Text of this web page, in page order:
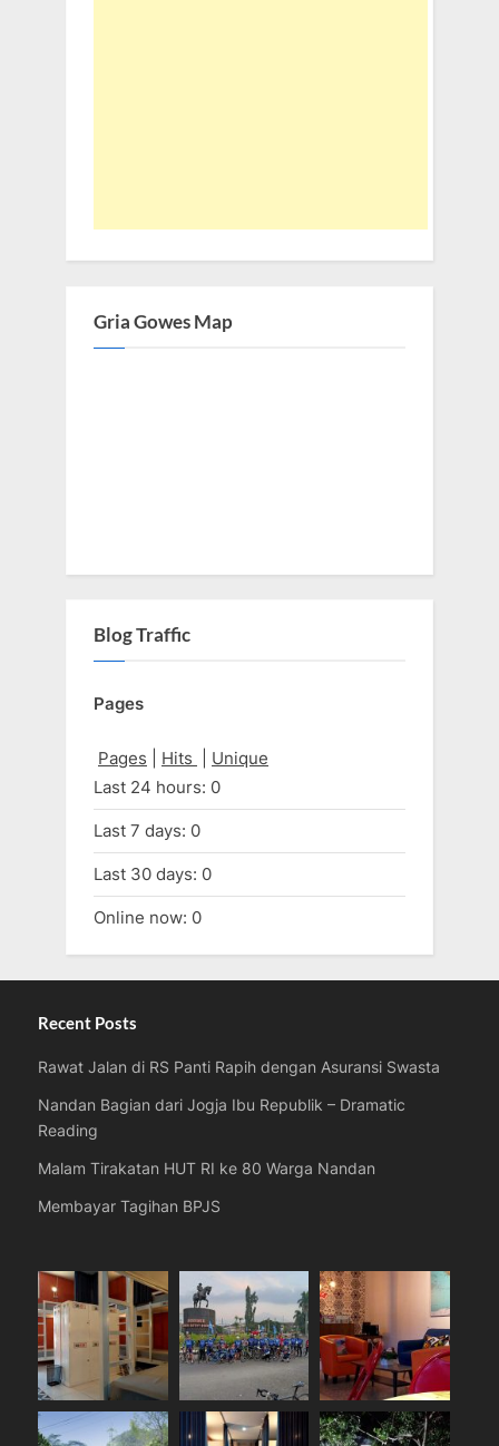
Gria Gowes Map
Blog Traffic
Pages
Pages Hits
Unique
Last 24 hours: 0
Last 7 days: 0
Last 30 days: 0
Online now: 0
Recent Posts
Rawat Jalan di RS Panti Rapih dengan Asuransi Swasta
Nandan Bagian dari Jogja Ibu Republik – Dramatic
Reading
Malam Tirakatan HUT RI ke 80 Warga Nandan
Membayar Tagihan BPJS